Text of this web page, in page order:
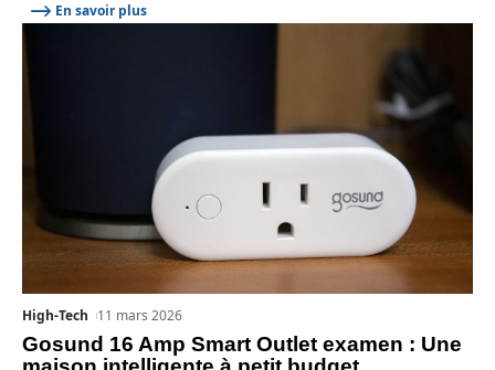
En savoir plus
Gosund 16 Amp Smart Outlet examen : Une
High-Tech 11 mars 2026